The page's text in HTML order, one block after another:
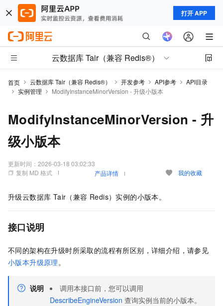
打开 APP
云数据库 Tair（兼容 Redis®）
首页 云数据库 Tair（兼容 Redis®） 开发参考 API参考
API目录
实例管理
ModifyInstanceMinorVersion - 升级小版本
ModifyInstanceMinorVersion - 升
级小版本
更新时间： 2026-03-18 03:02:33
复制 MD 格式
产品详情 我的收藏
升级云数据库 Tair（兼容 Redis）实例的小版本。
接口说明
不同的架构在升级时所采取的流程有所区别，详细介绍，请参见
小版本升级原理。
说明
调用本接口前，您可以调用
DescribeEngineVersion 查询实例当前的小版本。